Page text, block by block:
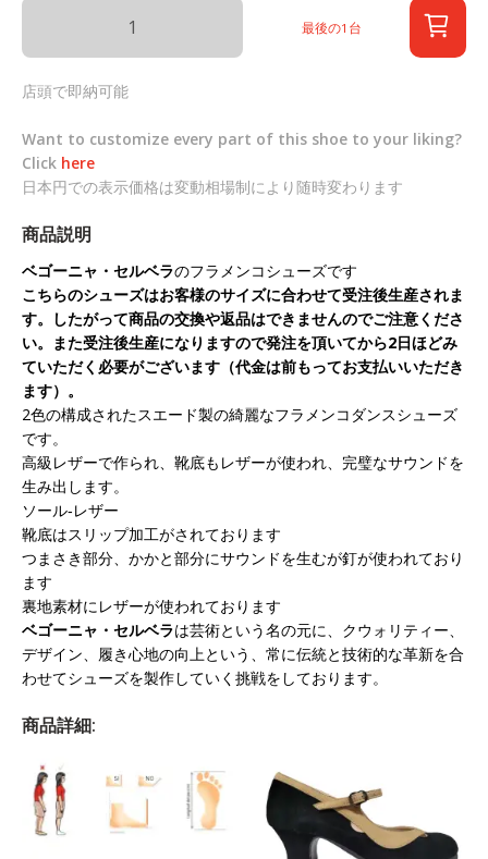
最後の1台
店頭で即納可能
Want to customize every part of this shoe to your liking?
Click here
日本円での表示価格は変動相場制により随時変わります
商品説明
ベゴーニャ・セルベラのフラメンコシューズです
こちらのシューズはお客様のサイズに合わせて受注後生産されま
す。したがって商品の交換や返品はできませんのでご注意くださ
い。また受注後生産になりますので発注を頂いてから2日ほどみ
ていただく必要がございます（代金は前もってお支払いいただき
ます）。
2色の構成されたスエード製の綺麗なフラメンコダンスシューズ
です。
高級レザーで作られ、靴底もレザーが使われ、完璧なサウンドを
生み出します。
ソール‐レザー
靴底はスリップ加工がされております
つまさき部分、かかと部分にサウンドを生むが釘が使われており
ます
裏地素材にレザーが使われております
ベゴーニャ・セルベラは芸術という名の元に、クウォリティー、
デザイン、履き心地の向上という、常に伝統と技術的な革新を合
わせてシューズを製作していく挑戦をしております。
商品詳細: